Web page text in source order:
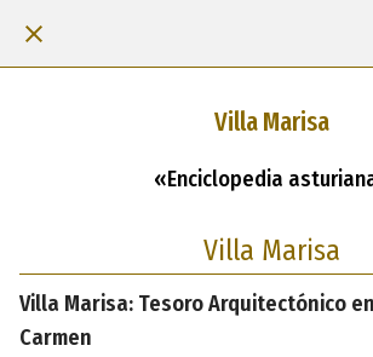
Villa Marisa
«Enciclopedia
Villa Marisa
Villa Marisa: Tesoro Arquitectónico
Carmen